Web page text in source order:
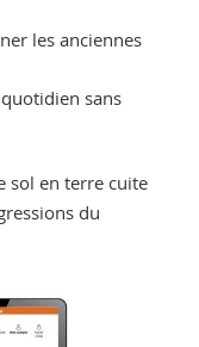
les anciennes
sans
sol en terre cuite
du